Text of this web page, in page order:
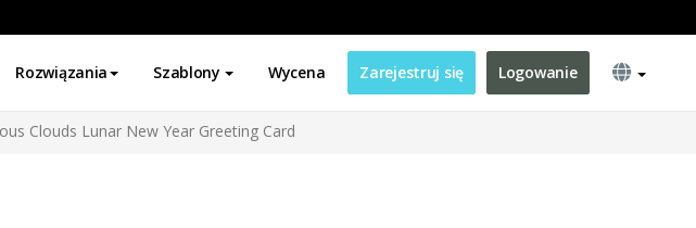
Rozwiązania Szablony Wycena Zarejestruj się Logowanie
Clouds Lunar New Year Greeting Card